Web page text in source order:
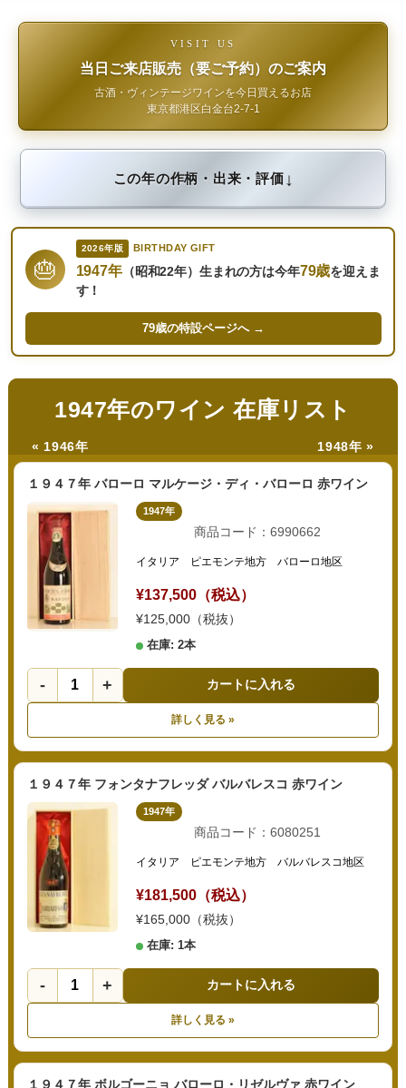
VISIT US
当日ご来店販売（要ご予約）のご案内
古酒・ヴィンテージワインを今日買えるお店
東京都港区白金台2-7-1
この年の作柄・出来・評価↓
🎂
2026年版 BIRTHDAY GIFT
1947年（昭和22年）生まれの方は今年79歳を迎えま
す！
79歳の特設ページへ →
1947年のワイン 在庫リスト
« 1946年 1948年 »
１９４７年 バローロ マルケージ・ディ・バローロ 赤ワイン
1947年
商品コード：6990662
イタリア ピエモンテ地方 バローロ地区
¥137,500（税込）
¥125,000（税抜）
在庫: 2本
- + カートに入れる
詳しく見る »
１９４７年 フォンタナフレッダ バルバレスコ 赤ワイン
1947年
商品コード：6080251
イタリア ピエモンテ地方 バルバレスコ地区
¥181,500（税込）
¥165,000（税抜）
在庫: 1本
- + カートに入れる
詳しく見る »
１９４７年 ボルゴーニョ バローロ・リゼルヴァ 赤ワイン